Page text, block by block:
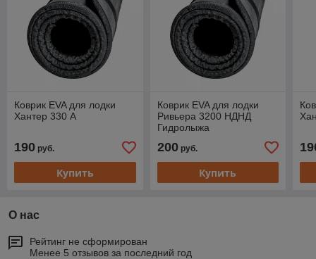
Коврик EVA для лодки
Хантер 330 А
190 руб.
Купить
Коврик EVA для лодки
Ривьера 3200 НДНД
Гидролыжа
200руб.
Купить
О нас
Рейтинг не сформирован
Менее 5 отзывов за последний год